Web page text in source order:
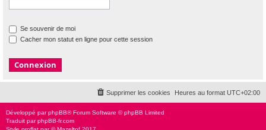
Se souvenir de moi
Cacher mon statut en ligne pour cette session
Heures au format UTC+02:00
Supprimer les cookies
Développé parphpBB® Forum Software © phpBB Limited
Traduit parphpBB-fr.com